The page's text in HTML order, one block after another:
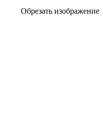
Обрезать изображение